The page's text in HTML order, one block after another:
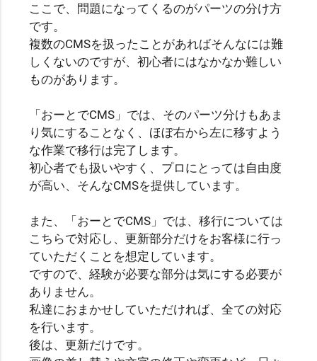
ここで、問題になってくるのがパーツの分け方
です。
複数のCMSを扱ったことがあればそんなには難
しくないのですが、初心者にはなかなか難しい
ものがあります。
「おーとでCMS」では、そのパーツ分けもあま
り気にすることなく、ほぼ右から左に移すよう
な作業で移行は完了します。
初心者でも扱いやすく、プロにとっては自由度
が高い、そんなCMSを提供しています。
また、「おーとでCMS」では、移行については
こちらで対応し、更新部分だけをお客様に行っ
ていただくことを想定しています。
ですので、経験が必要な部分は気にする必要が
ありません。
私達におまかせしていただければ、全ての対応
を行います。
後は、更新だけです。